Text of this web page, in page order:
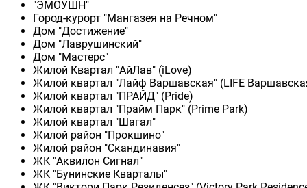
"ЭМОУШН"
Город-курорт "Мангазея на Речном"
Дом "Достижение"
Дом "Лаврушинский"
Дом "Мастерс"
Жилой Квартал "АйЛав" (iLove)
Жилой квартал "Лайф Варшавская" (LIFE
Жилой квартал "ПРАЙД" (Pride)
Жилой квартал "Прайм Парк" (Prime Park)
Жилой квартал "Шагал"
Жилой район "Прокшино"
Жилой район "Скандинавия"
ЖК "Аквилон Сигнал"
ЖК "Бунинские Кварталы"